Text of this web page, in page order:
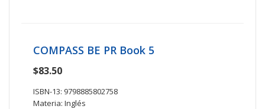
COMPASS BE PR Book 5
$83.50
ISBN-13: 9798885802758
Materia: Inglés